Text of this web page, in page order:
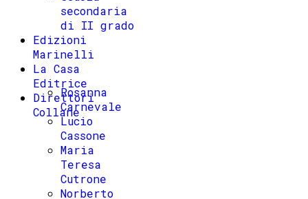
secondaria
di II grado
Edizioni
Marinelli
La Casa
Editrice
Direttori
Collane
Rosanna
Carnevale
Lucio
Cassone
Maria
Teresa
Cutrone
Norberto